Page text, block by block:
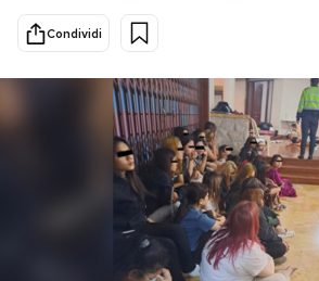
Sport
PODCAST
NEWSLETTER
Condividi